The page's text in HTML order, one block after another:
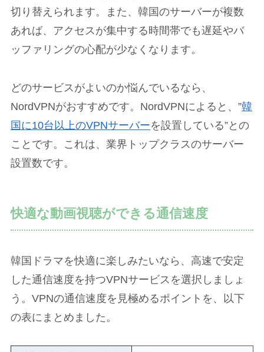
切り替えられます。また、韓国のサーバーが複数
あれば、アクセスが集中する時間帯でも遅延やバ
ッファリングの心配が少なくなります。
どのサービスがよいのか悩んでいるなら、
NordVPNがおすすめです。NordVPNによると、”韓
国に10台以上のVPNサーバーを設置している”との
ことです。これは、業界トップクラスのサーバー
設置数です。
快適な動画視聴ができる通信速度
韓国ドラマを快適に楽しみたいなら、高速で安定
した通信速度を持つVPNサービスを選択しましょ
う。VPNの通信速度を見極めるポイントを、以下
の表にまとめました。